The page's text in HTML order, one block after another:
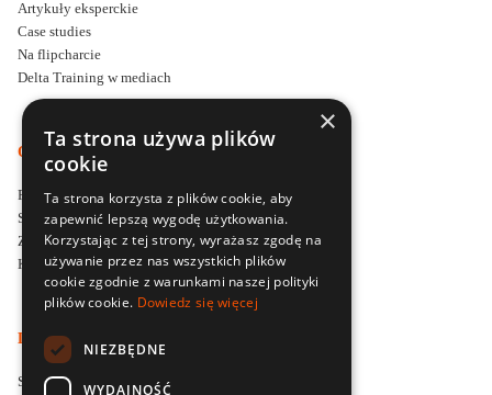
Artykuły eksperckie
Case studies
Na flipcharcie
Delta Training w mediach
O DELTA TRAINING
Firma szkoleniowa Delta Training
Styl i filozofia prowadzenia szkoleń
Zapytaj o ofertę szkoleniową
Kontakt
LOKALNE SPECJALIZACJE SZKOLENIOWE
Szkolenia menedżerskie dla firm w Poznaniu
×
Ta strona używa plików
cookie
Ta strona korzysta z plików cookie, aby
zapewnić lepszą wygodę użytkowania.
Korzystając z tej strony, wyrażasz zgodę na
używanie przez nas wszystkich plików
cookie zgodnie z warunkami naszej polityki
plików cookie. Dowiedz się więcej
NIEZBĘDNE
WYDAJNOŚĆ